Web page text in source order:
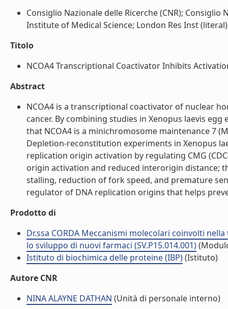
Consiglio Nazionale delle Ricerche (CNR);
Institute of Medical Science; London Res Inst (literal)
Titolo
NCOA4 Transcriptional Coactivator Inhibits
Abstract
NCOA4 is a transcriptional coactivator of nuclear
cancer. By combining studies in Xenopus laevis
that NCOA4 is a minichromosome maintenance 7
Depletion-reconstitution experiments in Xenopus
replication origin activation by regulating CMG
origin activation and reduced interorigin distance;
stalling, reduction of fork speed, and premature
regulator of DNA replication origins that helps
Prodotto di
Dr.ssa CORDA Meccanismi molecolari coinvolti
lo sviluppo di nuovi farmaci (SV.P15.014.001)
Istituto di biochimica delle proteine (IBP)(Istituto)
Autore CNR
NINA ALAYNE DATHAN (Unità di personale interno)